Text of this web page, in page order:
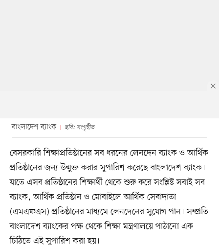
বাংলাদেশ ব্যাংক ছবি: সংগৃহীত
বেসরকারি শিক্ষাপ্রতিষ্ঠানের সব ধরনের লেনদেন ব্যাংক ও আর্থিক
প্রতিষ্ঠানের জন্য উন্মুক্ত করার সুপারিশ করেছে বাংলাদেশ ব্যাংক।
যাতে এসব প্রতিষ্ঠানের শিক্ষার্থী থেকে শুরু করে সংশ্লিষ্ট সবাই সব
ব্যাংক, আর্থিক প্রতিষ্ঠান ও মোবাইলে আর্থিক সেবাদাতা
(এমএফএস) প্রতিষ্ঠানের মাধ্যমে লেনদেনের সুযোগ পান। সম্প্রতি
বাংলাদেশ ব্যাংকের পক্ষ থেকে শিক্ষা মন্ত্রণালয়ে পাঠানো এক
চিঠিতে এই সুপারিশ করা হয়।